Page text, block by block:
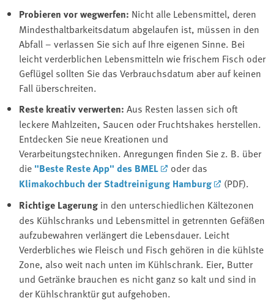
Probieren vor wegwerfen: Nicht alle Lebensmittel, deren
Mindesthaltbarkeitsdatum abgelaufen ist, müssen in den
Abfall – verlassen Sie sich auf Ihre eigenen Sinne. Bei
leicht verderblichen Lebensmitteln wie frischem Fisch oder
Geflügel sollten Sie das Verbrauchsdatum aber auf keinen
Fall überschreiten.
Reste kreativ verwerten: Aus Resten lassen sich oft
leckere Mahlzeiten, Saucen oder Fruchtshakes herstellen.
Entdecken Sie neue Kreationen und
Verarbeitungstechniken. Anregungen finden Sie z. B. über
die "Beste Reste App" des BMEL oder das
Klimakochbuch der Stadtreinigung Hamburg (PDF).
Richtige Lagerung in den unterschiedlichen Kältezonen
des Kühlschranks und Lebensmittel in getrennten Gefäßen
aufzubewahren verlängert die Lebensdauer. Leicht
Verderbliches wie Fleisch und Fisch gehören in die kühlste
Zone, also weit nach unten im Kühlschrank. Eier, Butter
und Getränke brauchen es nicht ganz so kalt und sind in
der Kühlschranktür gut aufgehoben.